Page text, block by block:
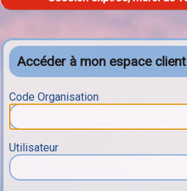
Accéder à mon espace client
Code Organisation
Utilisateur